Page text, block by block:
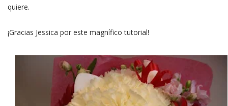
quiere.
¡Gracias Jessica por este magnífico tutorial!